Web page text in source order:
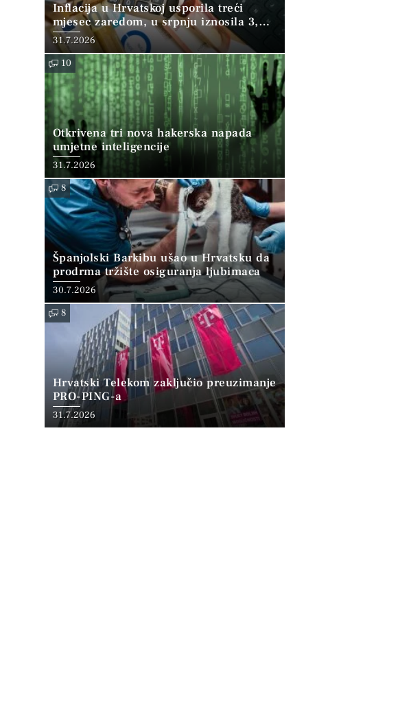
Inflacija u Hrvatskoj usporila treći
mjesec zaredom, u srpnju iznosila 3,9
posto
31.7.2026
10
Otkrivena tri nova hakerska napada
umjetne inteligencije
31.7.2026
8
Španjolski Barkibu ušao u Hrvatsku da
prodrma tržište osiguranja ljubimaca
30.7.2026
8
Hrvatski Telekom zaključio preuzimanje
PRO-PING-a
31.7.2026